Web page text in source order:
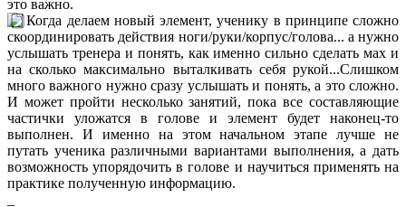
это важно.
Когда делаем новый элемент, ученику в принципе сложно
скоординировать действия ноги/руки/корпус/голова... а нужно
услышать тренера и понять, как именно сильно сделать мах и
на сколько максимально выталкивать себя рукой...Слишком
много важного нужно сразу услышать и понять, а это сложно.
И может пройти несколько занятий, пока все составляющие
частички уложатся в голове и элемент будет наконец-то
выполнен. И именно на этом начальном этапе лучше не
путать ученика различными вариантами выполнения, а дать
возможность упорядочить в голове и научиться применять на
практике полученную информацию.